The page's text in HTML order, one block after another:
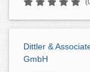
Dittler &
GmbH